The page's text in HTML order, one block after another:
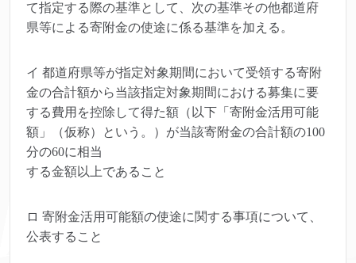
て指定する際の基準として、次の基準その他都道府
県等による寄附金の使途に係る基準を加える。
イ 都道府県等が指定対象期間において受領する寄附
金の合計額から当該指定対象期間における募集に要
する費用を控除して得た額（以下「寄附金活用可能
額」（仮称）という。）が当該寄附金の合計額の100
分の60に相当
する金額以上であること
ロ 寄附金活用可能額の使途に関する事項について、
公表すること